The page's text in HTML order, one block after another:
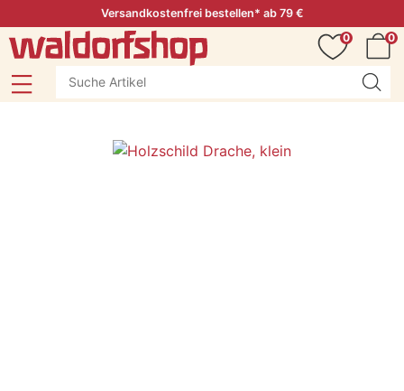
Versandkostenfrei bestellen* ab 79 €
0
0